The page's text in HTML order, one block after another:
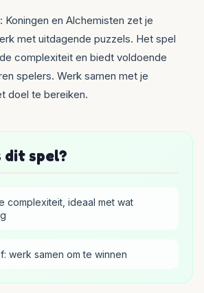
Koningen en Alchemisten zet je
met uitdagende puzzels. Het spel
complexiteit en biedt voldoende
spelers. Werk samen met je
doel te bereiken.
dit spel?
complexiteit, ideaal met wat
werk samen om te winnen